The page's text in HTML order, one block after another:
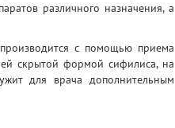
различного назначения, а
с помощью приема
скрытой формой сифилиса, на
для врача дополнительным